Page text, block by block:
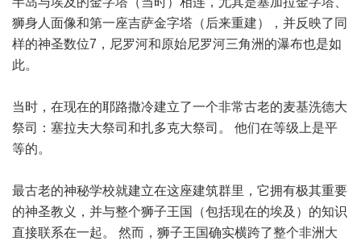
狮身人面像和第一座吉萨金字塔（后来重建），并反映了同
样的神圣数位7，尼罗河和原始尼罗河三角洲的瀑布也是如
此。
当时，在现在的耶路撒冷建立了一个非常古老的麦基洗德大
祭司：塞拉夫大祭司和扎多克大祭司。 他们在等级上是平
等的。
最古老的神秘学校就建立在这座建筑群里，它拥有极其重要
的神圣教义，并与整个狮子王国（包括现在的埃及）的知识
直接联系在一起。 然而，狮子王国确实横跨了整个非洲大